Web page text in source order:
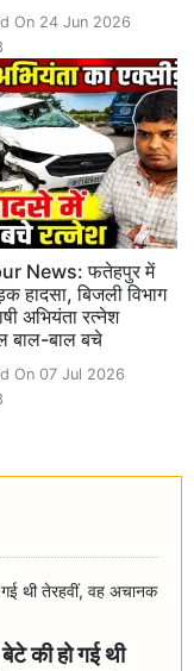
On 24 Jun 2026
News: फतेहपुर में
हादसा, बिजली विभाग
अभियंता रत्नेश
बाल-बाल बचे
On 07 Jul 2026
की हो गई थी